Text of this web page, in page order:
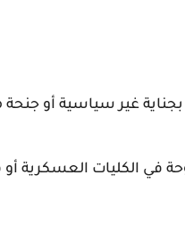
غير سياسية أو
في الكليات العسكرية